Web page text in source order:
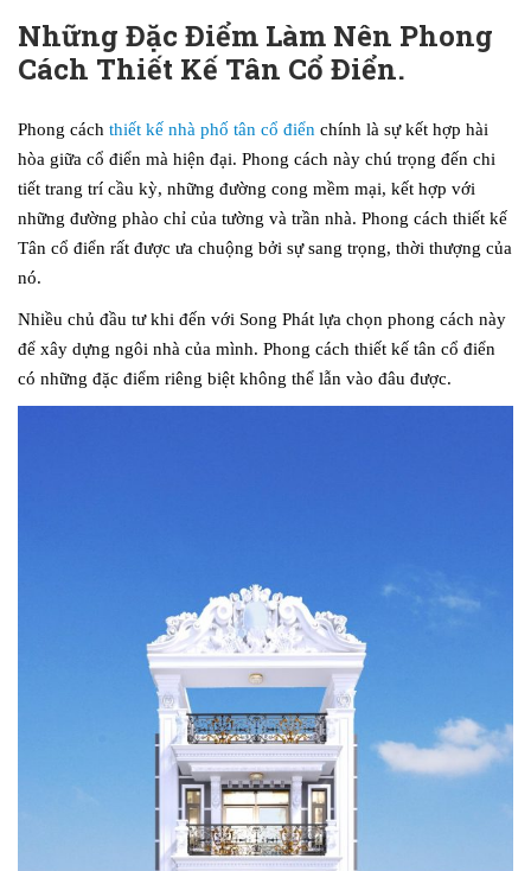
Những Đặc Điểm Làm Nên Phong
Cách Thiết Kế Tân Cổ Điển.
Phong cách thiết kế nhà phố tân cổ điển chính là sự kết hợp hài
hòa giữa cổ điển mà hiện đại. Phong cách này chú trọng đến chi
tiết trang trí cầu kỳ, những đường cong mềm mại, kết hợp với
những đường phào chỉ của tường và trần nhà. Phong cách thiết kế
Tân cổ điển rất được ưa chuộng bởi sự sang trọng, thời thượng của
nó.
Nhiều chủ đầu tư khi đến với Song Phát lựa chọn phong cách này
để xây dựng ngôi nhà của mình. Phong cách thiết kế tân cổ điển
có những đặc điểm riêng biệt không thể lẫn vào đâu được.